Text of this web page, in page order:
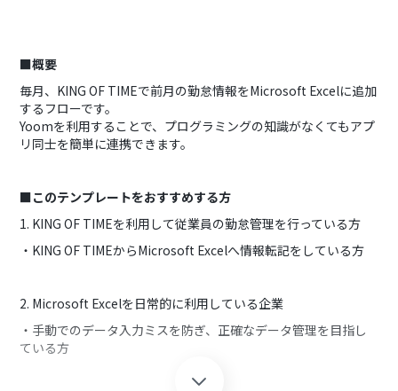
■概要
毎月、KING OF TIMEで前月の勤怠情報をMicrosoft Excelに追加
するフローです。
Yoomを利用することで、プログラミングの知識がなくてもアプ
リ同士を簡単に連携できます。
■このテンプレートをおすすめする方
1. KING OF TIMEを利用して従業員の勤怠管理を行っている方
・KING OF TIMEからMicrosoft Excelへ情報転記をしている方
2. Microsoft Excelを日常的に利用している企業
・手動でのデータ入力ミスを防ぎ、正確なデータ管理を目指し
ている方